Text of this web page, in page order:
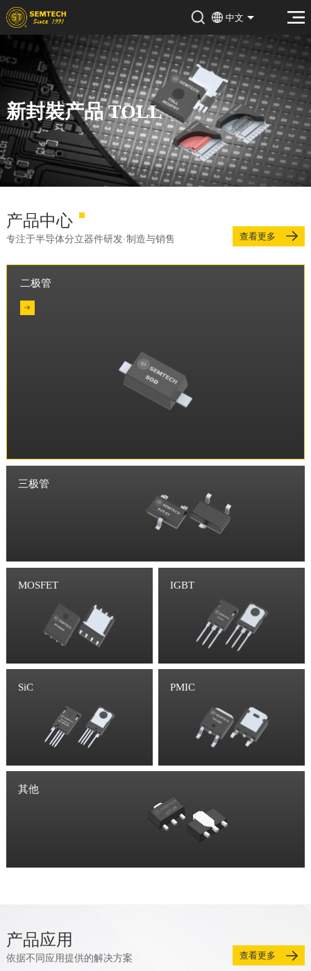
中文
新封裝产品 TOLL
03 03
产品中心
专注于半导体分立器件研发·制造与销售 查看更多
二极管
三极管
MOSFET IGBT
SiC PMIC
其他
产品应用
依据不同应用提供的解决方案 查看更多